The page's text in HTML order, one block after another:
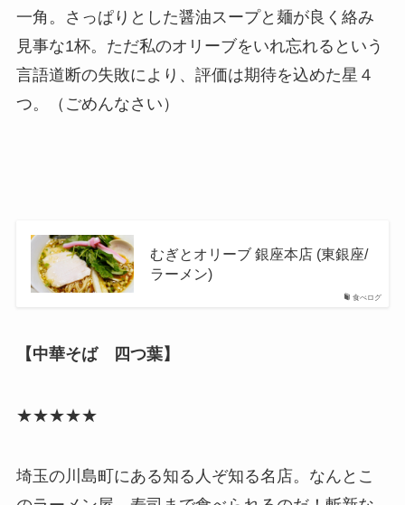
一角。さっぱりとした醤油スープと麺が良く絡み
見事な1杯。ただ私のオリーブをいれ忘れるという
言語道断の失敗により、評価は期待を込めた星４
つ。（ごめんなさい）
食べログ
むぎとオリーブ 銀座本店 (東銀座/
ラーメン)
【中華そば 四つ葉】
★★★★★
埼玉の川島町にある知る人ぞ知る名店。なんとこ